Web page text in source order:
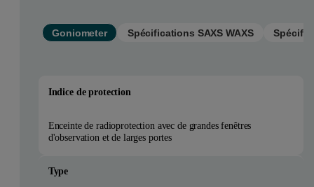
Goniometer Spécifications SAXS WAXS
Indice de protection
Enceinte de radioprotection avec de grandes fenêtres
d'observation et de larges portes
Type